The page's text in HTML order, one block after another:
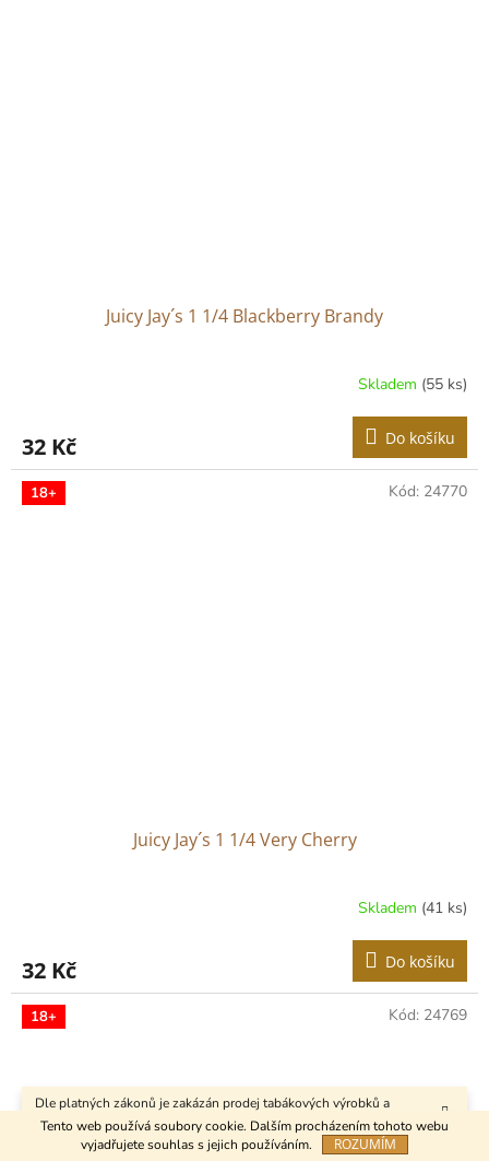
Tento web používá soubory cookie. Dalším procházením tohoto webu
vyjadřujete souhlas s jejich používáním.
ROZUMÍM
Dle platných zákonů je zakázán prodej tabákových výrobků a
kuřáckých pomůcek osobám mladším 18 let.
Juicy Jay´s 1 1/4 Blackberry Brandy
Skladem (55 ks)
32 Kč Do košíku
18+
Juicy Jay´s 1 1/4 Very Cherry
Skladem (41 ks)
32 Kč Do košíku
Kód: 24770
18+ Kód: 24769